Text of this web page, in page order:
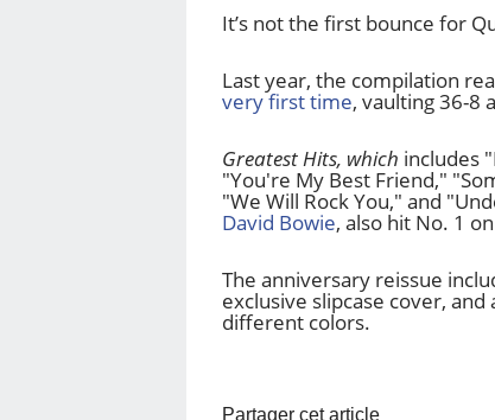
It’s not the first bounce for
Last year, the compilation
very first time, vaulting 36-8
Greatest Hits, which includes
"You're My Best Friend,"
"We Will Rock You," and
David Bowie, also hit No. 1 on
The anniversary reissue
exclusive slipcase cover,
different colors.
Partager cet article